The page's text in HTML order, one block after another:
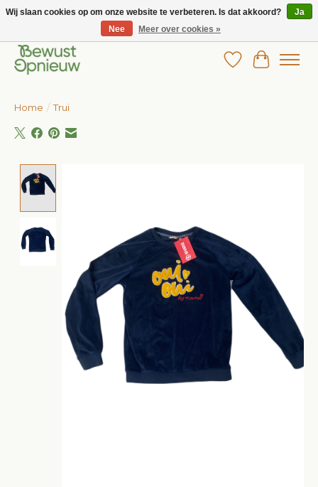
Wij bieden het grootste aanbod in betaalbare kinderkleding!
Verlanglijst
Home / Trui
Wij slaan cookies op om onze website te verbeteren. Is dat akkoord?
Ja
Nee
Meer over cookies »